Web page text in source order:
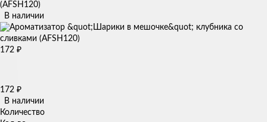
(AFSH120)
В наличии
172 ₽
172 ₽
В наличии
Количество